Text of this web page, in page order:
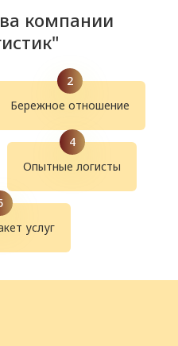
компании
Бережное отношение
Опытные логисты
услуг